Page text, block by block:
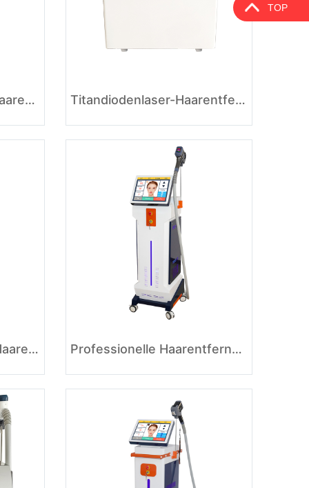
Professionelle Laser-Haarentfernungsmaschine Titandiodenlaser-Haarentfernungs-Schönheitsenthaarungslasermaschine
Preis für Diodenlaser-Haarentfernungsgerät Professionelle Haarentfernungs-Lasermaschine
TOP